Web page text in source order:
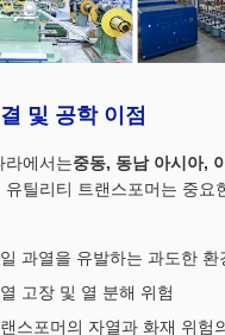
및 공학 이점
라에서는중동, 동남 아시아,
유틸리티 트랜스포머는 중요
과열을 유발하는 과도한 환
고장 및 열 분해 위험
스포머의 자열과 화재 위험